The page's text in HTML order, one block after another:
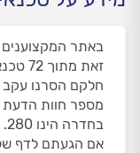
זאת
חלקם הסרנו
מספר חוות הדעת
בחדרה הינו 280.
אם הגעתם לדף